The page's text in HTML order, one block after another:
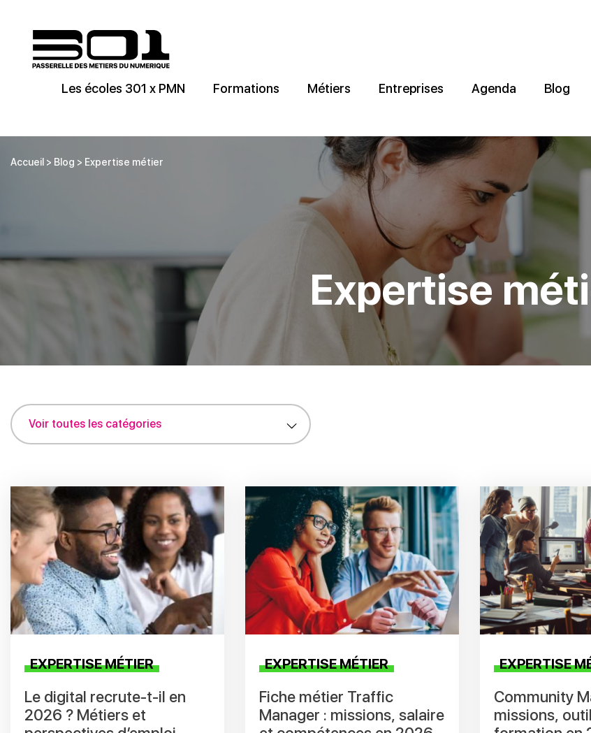
Les écoles 301 x PMN Formations Métiers Entreprises Agenda Blog
Accueil > Blog > Expertise métier
Expertise
Voir toutes les catégories
EXPERTISE MÉTIER
Le digital recrute-t-il en
2026 ? Métiers et
EXPERTISE MÉTIER
Fiche métier Traffic
Manager : missions, salaire
EXPERTISE
Community
missions,